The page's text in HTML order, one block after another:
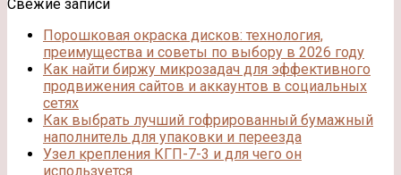
Свежие записи
Порошковая окраска дисков: технология,
преимущества и советы по выбору в 2026 году
Как найти биржу микрозадач для эффективного
продвижения сайтов и аккаунтов в социальных
сетях
Как выбрать лучший гофрированный бумажный
наполнитель для упаковки и переезда
Узел крепления КГП-7-3 и для чего он
используется